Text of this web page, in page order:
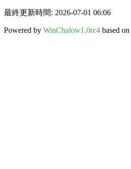
最終更新時間: 2026-07-01 06:06
Powered by WinChalow1.0rc4 based on